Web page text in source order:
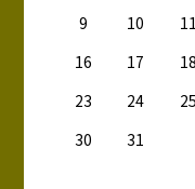
9
10 11
16
17 18
23
24 25
30
31